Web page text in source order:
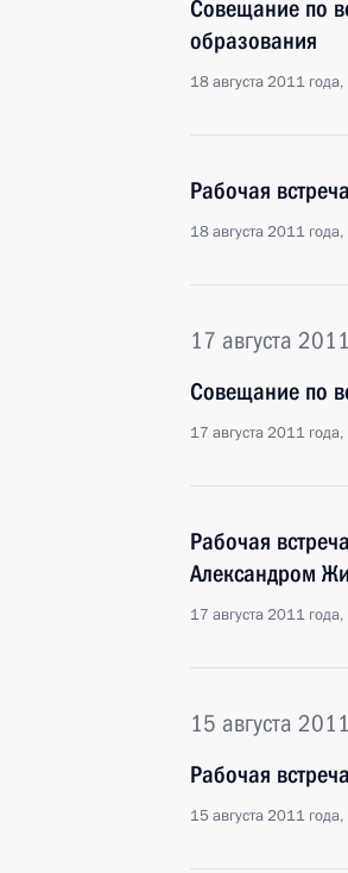
Совещание по
образования
18 августа 2011
Рабочая
18 августа 2011
17 августа
Совещание по
17 августа 2011
Рабочая
Александром
17 августа 2011
15 августа
Рабочая
15 августа 2011